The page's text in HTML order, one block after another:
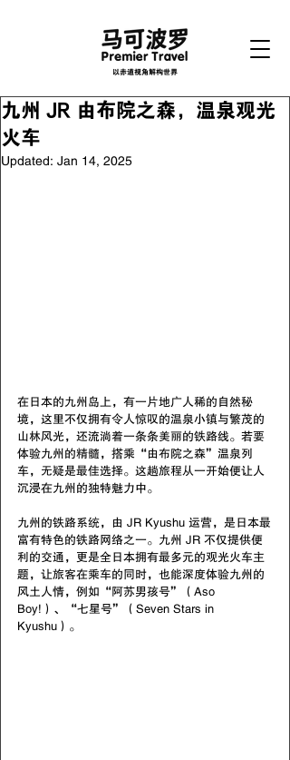
以赤道视角解构世界
九州 JR 由布院之森，温泉观光
火车
Updated: Jan 14, 2025
在日本的九州岛上，有一片地广人稀的自然秘
境，这里不仅拥有令人惊叹的温泉小镇与繁茂的
山林风光，还流淌着一条条美丽的铁路线。若要
体验九州的精髓，搭乘“由布院之森”温泉列
车，无疑是最佳选择。这趟旅程从一开始便让人
沉浸在九州的独特魅力中。
九州的铁路系统，由 JR Kyushu 运营，是日本最
富有特色的铁路网络之一。九州 JR 不仅提供便
利的交通，更是全日本拥有最多元的观光火车主
题，让旅客在乘车的同时，也能深度体验九州的
风土人情，例如“阿苏男孩号”（Aso
Boy!）、“七星号”（Seven Stars in
Kyushu）。